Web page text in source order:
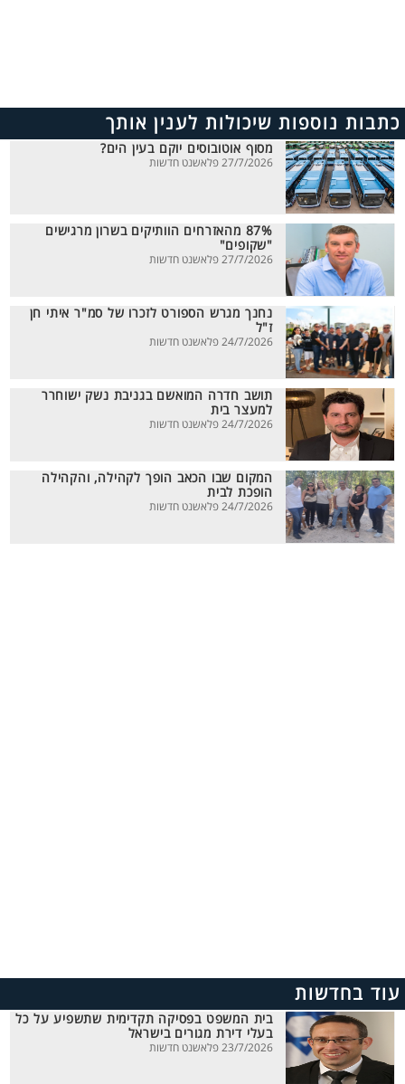
כתבות נוספות שיכולות לענין אותך
מסוף אוטובוסים יוקם בעין הים?
27/7/2026 פלאשנט חדשות
87% מהאזרחים הוותיקים בשרון מרגישים
"שקופים"
27/7/2026 פלאשנט חדשות
נחנך מגרש הספורט לזכרו של סמ"ר איתי חן
ז"ל
24/7/2026 פלאשנט חדשות
תושב חדרה המואשם בגניבת נשק ישוחרר
למעצר בית
24/7/2026 פלאשנט חדשות
המקום שבו הכאב הופך לקהילה, והקהילה
הופכת לבית
24/7/2026 פלאשנט חדשות
עוד בחדשות
בית המשפט בפסיקה תקדימית שתשפיע על כל
בעלי דירת מגורים בישראל
23/7/2026 פלאשנט חדשות